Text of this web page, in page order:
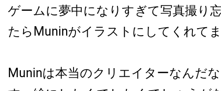
ゲームに夢中になりすぎて写真撮り
たらMuninがイラストにしてくれて
Muninは本当のクリエイターなんだ